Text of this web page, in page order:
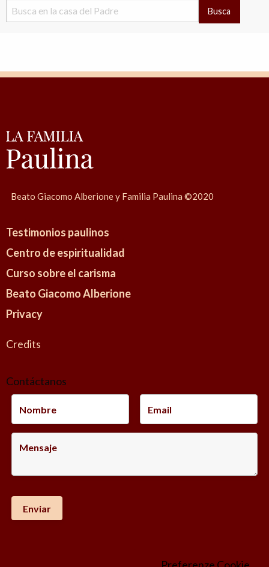
Busca
Beato Giacomo Alberione y Familia Paulina ©2020
Testimonios paulinos
Centro de espiritualidad
Curso sobre el carisma
Beato Giacomo Alberione
Privacy
Credits
Contáctanos